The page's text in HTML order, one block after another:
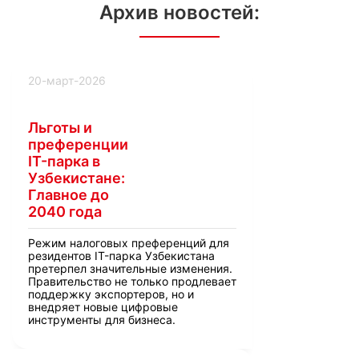
Архив новостей:
20-март-2026
Льготы и
преференции
IT-парка в
Узбекистане:
Главное до
2040 года
Режим налоговых преференций для
резидентов IT-парка Узбекистана
претерпел значительные изменения.
Правительство не только продлевает
поддержку экспортеров, но и
внедряет новые цифровые
инструменты для бизнеса.